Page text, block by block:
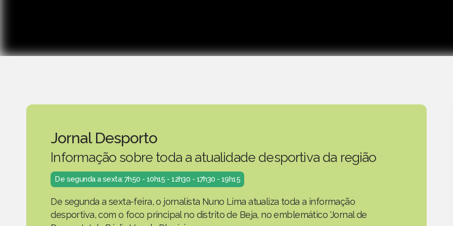
Jornal Desporto
Informação sobre toda a atualidade desportiva da região
De segunda a sexta: 7h50 - 10h15 - 12h30 - 17h30 - 19h15
De segunda a sexta-feira, o jornalista Nuno Lima atualiza toda a informação
desportiva, com o foco principal no distrito de Beja, no emblemático 'Jornal de